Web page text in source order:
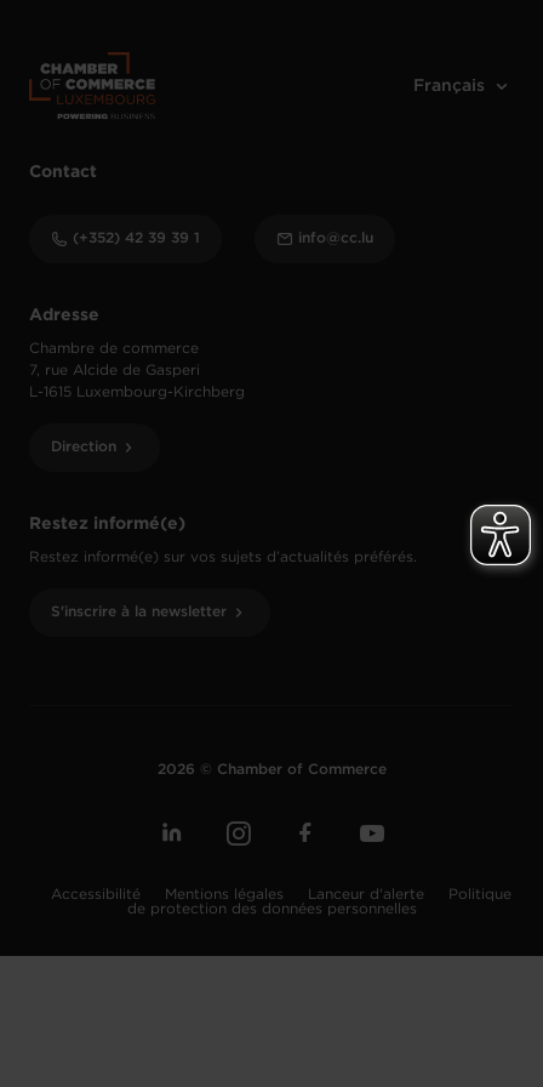
Restez informé(e)
Restez informé(e) sur vos sujets d’actualités préférés.
S'inscrire à la newsletter
Adresse
Chambre de commerce
7, rue Alcide de Gasperi
L-1615 Luxembourg-Kirchberg
Direction
Contact
(+352) 42 39 39 1 info@cc.lu
2026 © Chamber of Commerce
Accessibilité Mentions légales Lanceur d'alerte
Politique
de protection des données personnelles